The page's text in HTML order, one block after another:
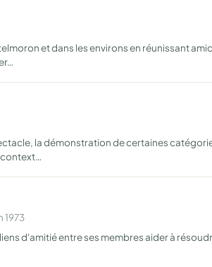
et dans les environs en réunissant
la démonstration de certaines
1973
d'amitié entre ses membres aider à